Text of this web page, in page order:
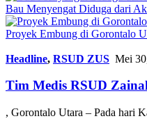
Bau Menyengat Diduga dari
Proyek Embung di Gorontalo
Headline, RSUD ZUS Mei
Tim Medis RSUD
, Gorontalo Utara – Pada hari